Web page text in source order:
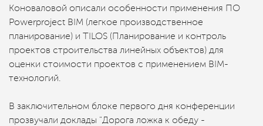
Коноваловой описали особенности применения ПО
Powerproject BIM (легкое производственное
планирование) и TILOS (Планирование и контроль
проектов строительства линейных объектов) для
оценки стоимости проектов с применением BIM-
технологий.
В заключительном блоке первого дня конференции
прозвучали доклады "Дорога ложка к обеду -